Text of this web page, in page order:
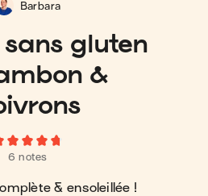
gluten
&
6 notes
& ensoleillée !
Barbara